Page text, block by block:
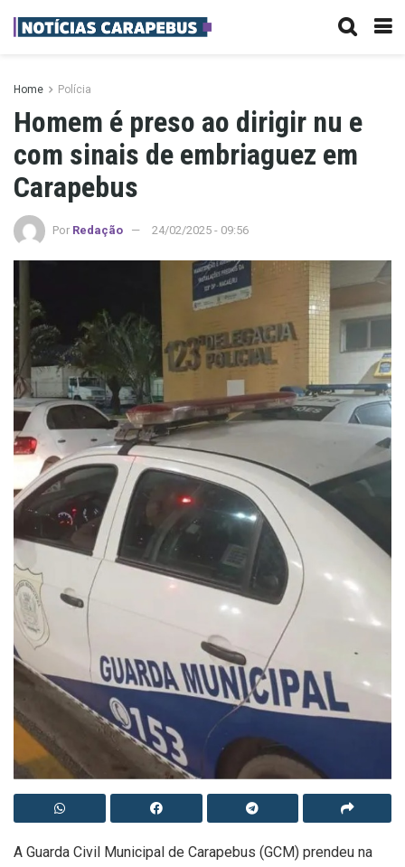
Home Polícia
Homem é preso ao dirigir nu e
com sinais de embriaguez em
Carapebus
Por Redação 24/02/2025 - 09:56
A Guarda Civil Municipal de Carapebus (GCM) prendeu na